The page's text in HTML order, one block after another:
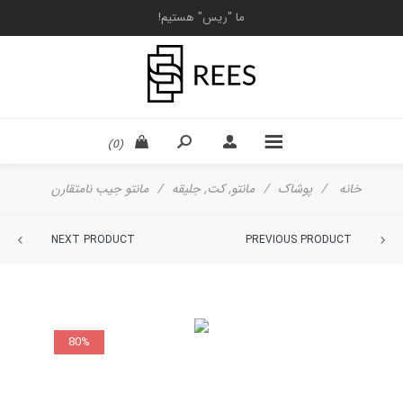
ما "ریس" هستیم!
(0)
خانه / پوشاک / مانتو, کت, جلیقه / مانتو جيب نامتقارن
PREVIOUS PRODUCT
NEXT PRODUCT
80%